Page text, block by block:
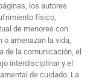
los autores
físico,
de menores con
amenazan la vida,
de la comunicación, el
interdisciplinar y el
de cuidado. La